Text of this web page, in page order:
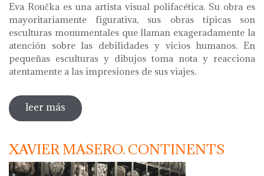
Eva Roučka es una artista visual polifacética. Su obra es
mayoritariamente figurativa, sus obras típicas son
esculturas monumentales que llaman exageradamente la
atención sobre las debilidades y vicios humanos. En
pequeñas esculturas y dibujos toma nota y reacciona
atentamente a las impresiones de sus viajes.
leer más sobre eva roučka. records de la xina
XAVIER MASERO. CONTINENTS